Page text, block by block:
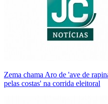
Zema chama Aro de 'ave de
pelas costas' na corrida eleitoral